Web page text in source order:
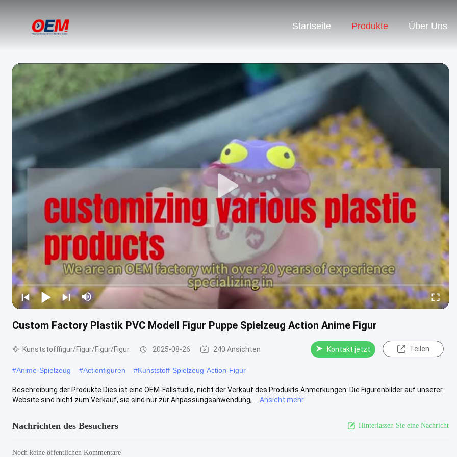
Startseite Produkte Über Uns
Custom Factory Plastik PVC Modell Figur Puppe Spielzeug Action Anime Figur
Kunststofffigur/Figur/Figur/Figur 2025-08-26 240 Ansichten Kontakt jetzt Teilen
#Anime-Spielzeug #Actionfiguren #Kunststoff-Spielzeug-Action-Figur
Beschreibung der Produkte Dies ist eine OEM-Fallstudie, nicht der Verkauf des Produkts.Anmerkungen: Die Figurenbilder auf unserer
Website sind nicht zum Verkauf, sie sind nur zur Anpassungsanwendung, ...
Ansicht mehr
Nachrichten des Besuchers Hinterlassen Sie eine Nachricht
Noch keine öffentlichen Kommentare